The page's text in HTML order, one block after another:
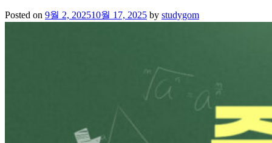
Posted on 9월 2, 202510월 17, 2025 by studygom